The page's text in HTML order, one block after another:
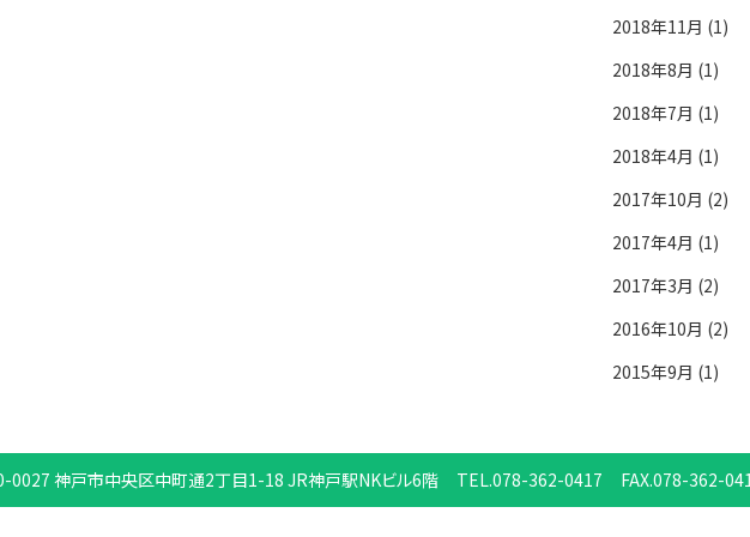
2018年11月 (1)
2018年8月 (1)
2018年7月 (1)
2018年4月 (1)
2017年10月 (2)
2017年4月 (1)
2017年3月 (2)
2016年10月 (2)
2015年9月 (1)
0027神戸市中央区中町通2丁目1-18 JR神戸駅NKビル6階 TEL.078-362-0417 FAX.078-362-